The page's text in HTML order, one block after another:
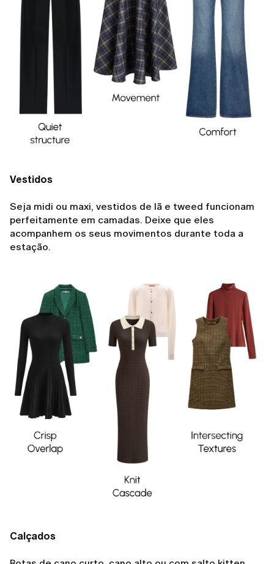
Vestidos
Seja midi ou maxi, vestidos de lã e tweed funcionam
perfeitamente em camadas. Deixe que eles
acompanhem os seus movimentos durante toda a
estação.
Calçados